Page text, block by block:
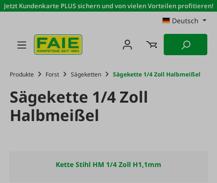
Zum Hauptinhalt springen
Jetzt Kundenkarte PLUS sichern und von vielen Vorteilen profitieren!
Deutsch
Produkte Forst Sägeketten Sägekette 1/4 Zoll Halbmeißel
Sägekette 1/4 Zoll
Halbmeißel
Kette Stihl HM 1/4 Zoll H1,1mm